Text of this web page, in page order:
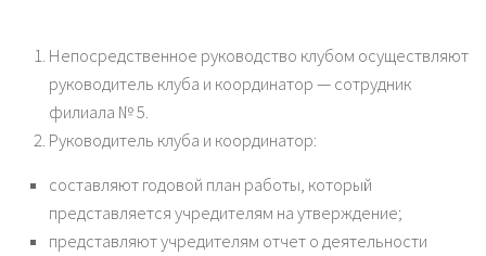
Непосредственное руководство клубом осуществляют
руководитель клуба и координатор — сотрудник
филиала № 5.
Руководитель клуба и координатор:
составляют годовой план работы, который
представляется учредителям на утверждение;
представляют учредителям отчет о деятельности